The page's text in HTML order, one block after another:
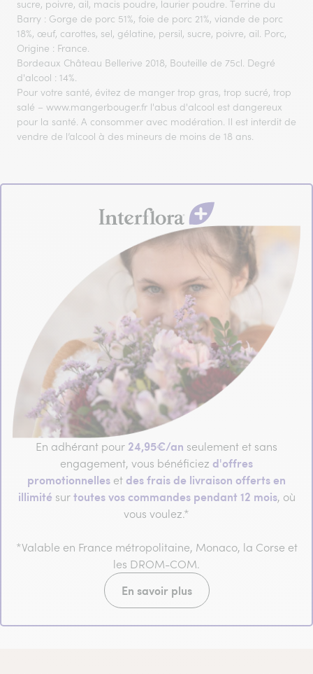
sucre, poivre, ail, macis poudre, laurier poudre. Terrine du
Barry : Gorge de porc 51%, foie de porc 21%, viande de porc
18%, œuf, carottes, sel, gélatine, persil, sucre, poivre, ail. Porc,
Origine : France.
Bordeaux Château Bellerive 2018, Bouteille de 75cl. Degré
d'alcool : 14%.
Pour votre santé, évitez de manger trop gras, trop sucré, trop
salé – www.mangerbouger.fr l'abus d'alcool est dangereux
pour la santé. A consommer avec modération. Il est interdit de
vendre de l’alcool à des mineurs de moins de 18 ans.
En adhérant pour 24,95€/an seulement et sans
engagement, vous bénéficiez d'offres
promotionnelles et des frais de livraison offerts en
illimité surtoutes vos commandes pendant 12 mois, où
vous voulez.*
*Valable en France métropolitaine, Monaco, la Corse et
les DROM-COM.
En savoir plus